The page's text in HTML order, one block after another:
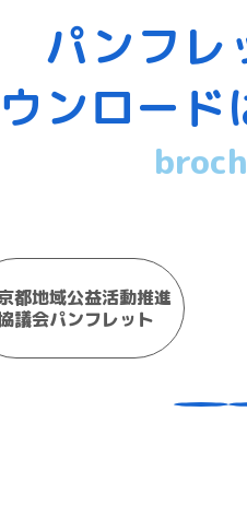
パンフレ
ンロー
都地域公益活動推進
議会パンフレット